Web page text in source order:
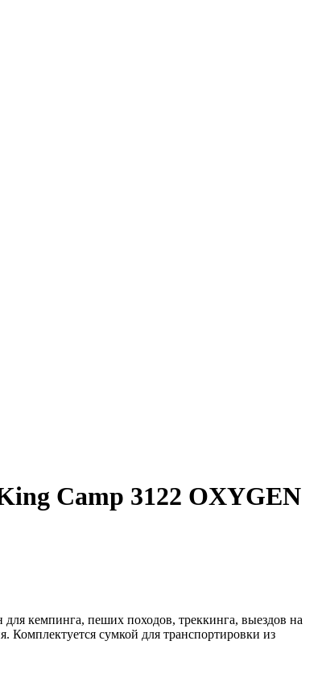
Camp 3122 OXYGEN
кемпинга, пеших походов, треккинга, выездов на
Комплектуется сумкой для транспортировки из